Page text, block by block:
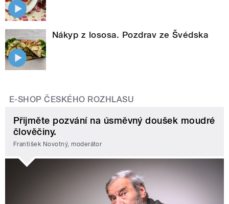
Nákyp z lososa. Pozdrav ze Švédska
E-SHOP ČESKÉHO ROZHLASU
Přijměte pozvání na úsměvný doušek moudré
člověčiny.
František Novotný, moderátor